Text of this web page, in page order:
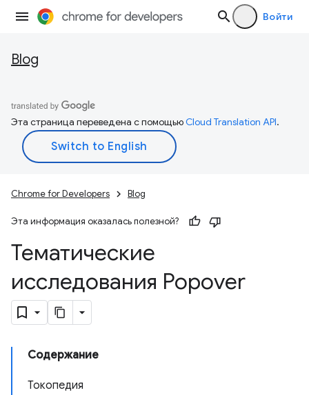
Войти
Blog
Эта страница переведена с помощьюCloud Translation API.
Chrome for Developers Blog
Эта информация оказалась полезной?
Тематические
исследования Popover
Содержание
Токопедия